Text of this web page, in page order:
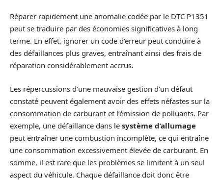
Réparer rapidement une anomalie codée par le DTC P1351
peut se traduire par des économies significatives à long
terme. En effet, ignorer un code d’erreur peut conduire à
des défaillances plus graves, entraînant ainsi des frais de
réparation considérablement accrus.
Les répercussions d’une mauvaise gestion d’un défaut
constaté peuvent également avoir des effets néfastes sur la
consommation de carburant et l’émission de polluants. Par
exemple, une défaillance dans le système d’allumage
peut entraîner une combustion incomplète, ce qui entraîne
une consommation excessivement élevée de carburant. En
somme, il est rare que les problèmes se limitent à un seul
aspect du véhicule. Chaque défaillance doit donc être